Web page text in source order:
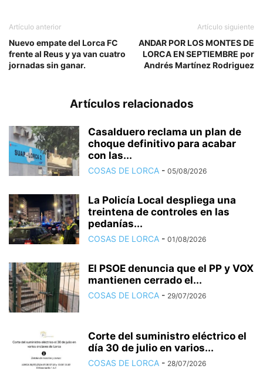
Artículo anterior
Nuevo empate del Lorca FC
frente al Reus y ya van cuatro
jornadas sin ganar.
Artículo siguiente
ANDAR POR LOS MONTES DE
LORCA EN SEPTIEMBRE por
Andrés Martínez Rodriguez
Artículos relacionados
Casalduero reclama un plan de
choque definitivo para acabar
con las...
COSAS DE LORCA - 05/08/2026
La Policía Local despliega una
treintena de controles en las
pedanías...
COSAS DE LORCA - 01/08/2026
El PSOE denuncia que el PP y VOX
mantienen cerrado el...
COSAS DE LORCA - 29/07/2026
Corte del suministro eléctrico el
día 30 de julio en varios...
COSAS DE LORCA - 28/07/2026